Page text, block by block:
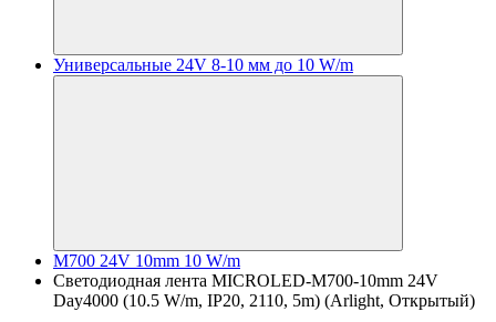
Универсальные 24V 8-10 мм до 10 W/m
M700 24V 10mm 10 W/m
Светодиодная лента MICROLED-M700-10mm 24V
Day4000 (10.5 W/m, IP20, 2110, 5m) (Arlight, Открытый)